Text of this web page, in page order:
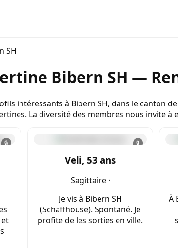
SH
Bibern SH —
intéressants à Bibern SH, dans le canton
La diversité des membres nous invite à
🔒 🔒
Veli, 53 ans
Sagittaire ·
Je vis à Bibern SH
(Schaffhouse). Spontané. Je
profite de les sorties en ville.
À